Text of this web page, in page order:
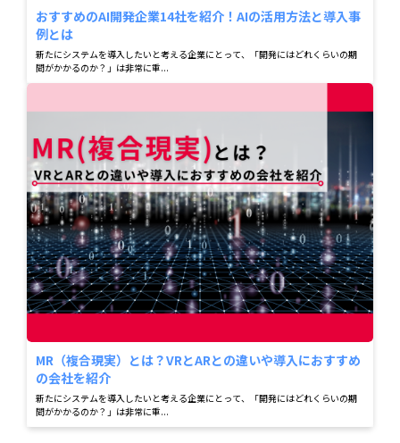
おすすめのAI開発企業14社を紹介！AIの活用方法と導入事
例とは
新たにシステムを導入したいと考える企業にとって、「開発にはどれくらいの期
間がかかるのか？」は非常に重...
MR（複合現実）とは？VRとARとの違いや導入におすすめ
の会社を紹介
新たにシステムを導入したいと考える企業にとって、「開発にはどれくらいの期
間がかかるのか？」は非常に重...